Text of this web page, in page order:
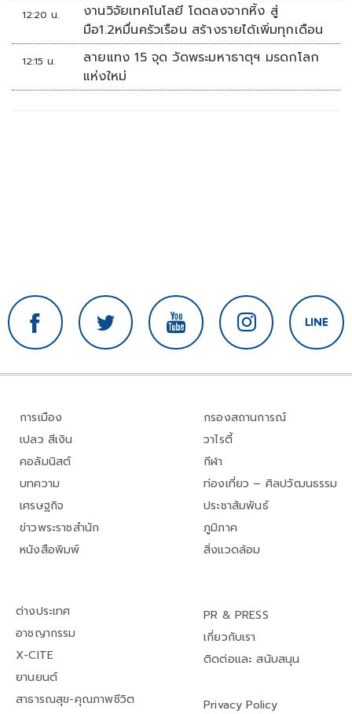
12:20 น.
งานวิจัยเทคโนโลยี โดดลงจากหิ้ง สู่
มือ1.2หมื่นครัวเรือน สร้างรายได้เพิ่มทุกเดือน
12:15 น.
ลายแทง 15 จุด วัดพระมหาธาตุฯ มรดกโลก
แห่งใหม่
การเมือง
เปลว สีเงิน
คอลัมนิสต์
บทความ
เศรษฐกิจ
ข่าวพระราชสำนัก
หนังสือพิมพ์
กรองสถานการณ์
วาไรตี้
กีฬา
ท่องเที่ยว – ศิลปวัฒนธรรม
ประชาสัมพันธ์
ภูมิภาค
สิ่งแวดล้อม
ต่างประเทศ
อาชญากรรม
X-CITE
ยานยนต์
สาธารณสุข-คุณภาพชีวิต
PR & PRESS
เกี่ยวกับเรา
ติดต่อและ สนับสนุน
Privacy Policy